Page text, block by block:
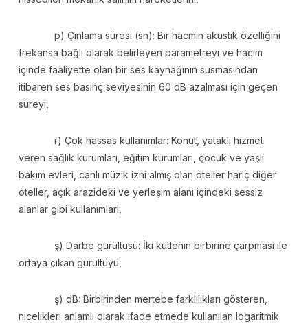
p) Çınlama süresi (sn): Bir hacmin akustik özelliğini
frekansa bağlı olarak belirleyen parametreyi ve hacim
içinde faaliyette olan bir ses kaynağının susmasından
itibaren ses basınç seviyesinin 60 dB azalması için geçen
süreyi,
r) Çok hassas kullanımlar: Konut, yataklı hizmet
veren sağlık kurumları, eğitim kurumları, çocuk ve yaşlı
bakım evleri, canlı müzik izni almış olan oteller hariç diğer
oteller, açık arazideki ve yerleşim alanı içindeki sessiz
alanlar gibi kullanımları,
ş) Darbe gürültüsü: İki kütlenin birbirine çarpması ile
ortaya çıkan gürültüyü,
ş) dB: Birbirinden mertebe farklılıkları gösteren,
nicelikleri anlamlı olarak ifade etmede kullanılan logaritmik